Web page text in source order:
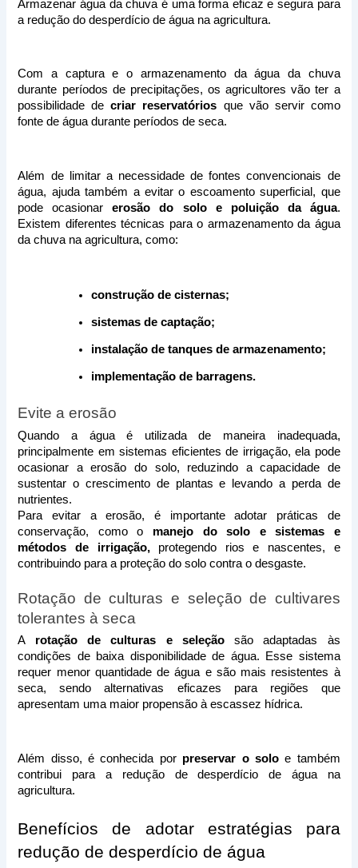
Armazenar água da chuva é uma forma eficaz e segura para
a redução do desperdício de água na agricultura.
Com a captura e o armazenamento da água da chuva
durante períodos de precipitações, os agricultores vão ter a
possibilidade de criar reservatórios que vão servir como
fonte de água durante períodos de seca.
Além de limitar a necessidade de fontes convencionais de
água, ajuda também a evitar o escoamento superficial, que
pode ocasionar erosão do solo e poluição da água.
Existem diferentes técnicas para o armazenamento da água
da chuva na agricultura, como:
construção de cisternas;
sistemas de captação;
instalação de tanques de armazenamento;
implementação de barragens.
Evite a erosão
Quando a água é utilizada de maneira inadequada,
principalmente em sistemas eficientes de irrigação, ela pode
ocasionar a erosão do solo, reduzindo a capacidade de
sustentar o crescimento de plantas e levando a perda de
nutrientes.
Para evitar a erosão, é importante adotar práticas de
conservação, como o manejo do solo e sistemas e
métodos de irrigação, protegendo rios e nascentes, e
contribuindo para a proteção do solo contra o desgaste.
Rotação de culturas e seleção de cultivares
tolerantes à seca
A rotação de culturas e seleção são adaptadas às
condições de baixa disponibilidade de água. Esse sistema
requer menor quantidade de água e são mais resistentes à
seca, sendo alternativas eficazes para regiões que
apresentam uma maior propensão à escassez hídrica.
Além disso, é conhecida por preservar o solo e também
contribui para a redução de desperdício de água na
agricultura.
Benefícios de adotar estratégias para
redução de desperdício de água